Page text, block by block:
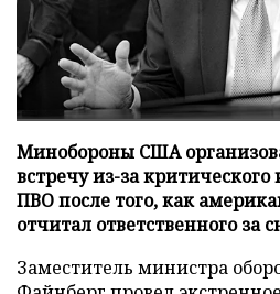
Минобороны США
встречу из-за
ПВО после того, как
отчитал ответственного за
Заместитель министра